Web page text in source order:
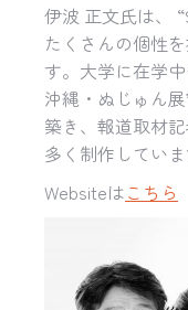
伊波 正文氏は、
たくさんの個性
す。大学に在学
沖縄・ぬじゅん
築き、報道取材
多く制作していま
Websiteはこちら